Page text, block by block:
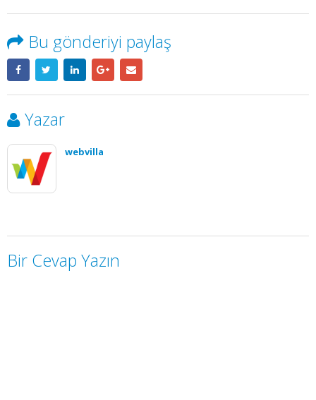
Bu gönderiyi paylaş
Yazar
webvilla
Bir Cevap Yazın